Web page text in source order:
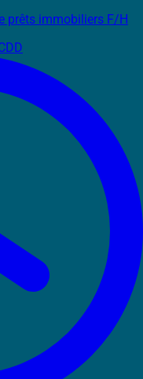
prêts immobiliers F/H